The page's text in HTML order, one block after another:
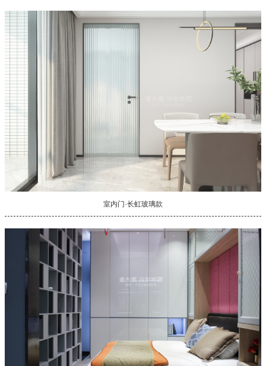
室内门·长虹玻璃款